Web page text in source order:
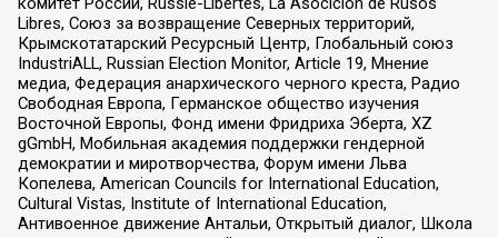
Libres, Союз за возвращение Северных территорий,
Крымскотатарский Ресурсный Центр, Глобальный союз
IndustriALL, Russian Election Monitor, Article 19, Мнение
медиа, Федерация анархического черного креста, Радио
Свободная Европа, Германское общество изучения
Восточной Европы, Фонд имени Фридриха Эберта, XZ
gGmbH, Мобильная академия поддержки гендерной
демократии и миротворчества, Форум имени Льва
Копелева, American Councils for International Education,
Cultural Vistas, Institute of International Education,
Антивоенное движение Антальи, Открытый диалог, Школа